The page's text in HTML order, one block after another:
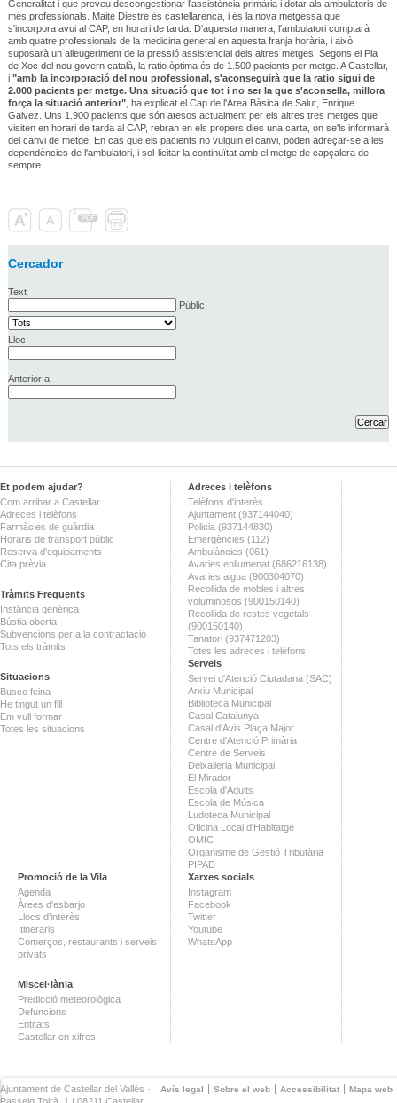
Generalitat i que preveu descongestionar l'assistència primària i dotar als ambulatoris de
més professionals. Maite Diestre és castellarenca, i és la nova metgessa que
s'incorpora avui al CAP, en horari de tarda. D'aquesta manera, l'ambulatori comptarà
amb quatre professionals de la medicina general en aquesta franja horària, i això
suposarà un alleugeriment de la pressió assistencial dels altres metges. Segons el Pla
de Xoc del nou govern català, la ratio òptima és de 1.500 pacients per metge. A Castellar,
i "amb la incorporació del nou professional, s'aconseguirà que la ratio sigui de
2.000 pacients per metge. Una situació que tot i no ser la que s'aconsella, millora
força la situació anterior", ha explicat el Cap de l'Àrea Bàsica de Salut, Enrique
Galvez. Uns 1.900 pacients que són atesos actualment per els altres tres metges que
visiten en horari de tarda al CAP, rebran en els propers dies una carta, on se'ls informarà
del canvi de metge. En cas que els pacients no vulguin el canvi, poden adreçar-se a les
dependències de l'ambulatori, i sol·licitar la continuïtat amb el metge de capçalera de
sempre.
Cercador
Text
Públic
Lloc
Anterior a
Et podem ajudar?
Com arribar a Castellar
Adreces i telèfons
Farmàcies de guàrdia
Horaris de transport públic
Reserva d'equipaments
Cita prèvia
Tràmits Freqüents
Instància genèrica
Bústia oberta
Subvencions per a la contractació
Tots els tràmits
Situacions
Busco feina
He tingut un fill
Em vull formar
Totes les situacions
Adreces i telèfons
Telèfons d'interès
Ajuntament (937144040)
Policia (937144830)
Emergències (112)
Ambulàncies (061)
Avaries enllumenat (686216138)
Avaries aigua (900304070)
Recollida de mobles i altres
voluminosos (900150140)
Recollida de restes vegetals
(900150140)
Tanatori (937471203)
Totes les adreces i telèfons
Serveis
Servei d'Atenció Ciutadana (SAC)
Arxiu Municipal
Biblioteca Municipal
Casal Catalunya
Casal d'Avis Plaça Major
Centre d'Atenció Primària
Centre de Serveis
Deixalleria Municipal
El Mirador
Escola d'Adults
Escola de Música
Ludoteca Municipal
Oficina Local d'Habitatge
OMIC
Organisme de Gestió Tributària
PIPAD
Promoció de la Vila
Agenda
Àrees d'esbarjo
Llocs d'interès
Itineraris
Comerços, restaurants i serveis
privats
Miscel·lània
Predicció meteorològica
Defuncions
Entitats
Castellar en xifres
Xarxes socials
Instagram
Facebook
Twitter
Youtube
WhatsApp
Avís legal Sobre el web Accessibilitat Mapa web
Ajuntament de Castellar del Vallès ·